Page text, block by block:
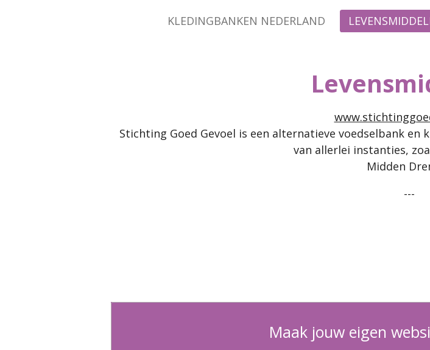
KLEDINGBANKEN NEDERLAND
Stichting Goed Gevoel is een alternatieve voedselbank
van allerlei instanties,
Midden
---
Maak jouw eigen